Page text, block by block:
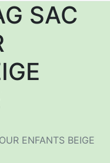
SAC
ENFANTS BEIGE